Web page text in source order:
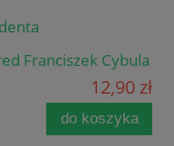
Franciszek Cybula
12,90 zł
do koszyka